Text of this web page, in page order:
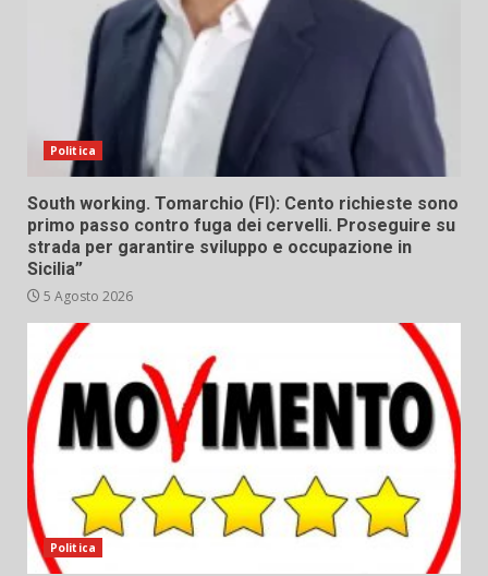
Politica
South working. Tomarchio (FI): Cento richieste sono
primo passo contro fuga dei cervelli. Proseguire su
strada per garantire sviluppo e occupazione in
Sicilia”
5 Agosto 2026
Politica